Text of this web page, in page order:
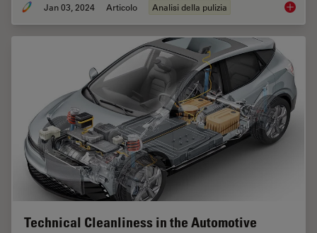
Jan 03, 2024 Articolo Analisi della pulizia Key
Technical Cleanliness in the Automotive